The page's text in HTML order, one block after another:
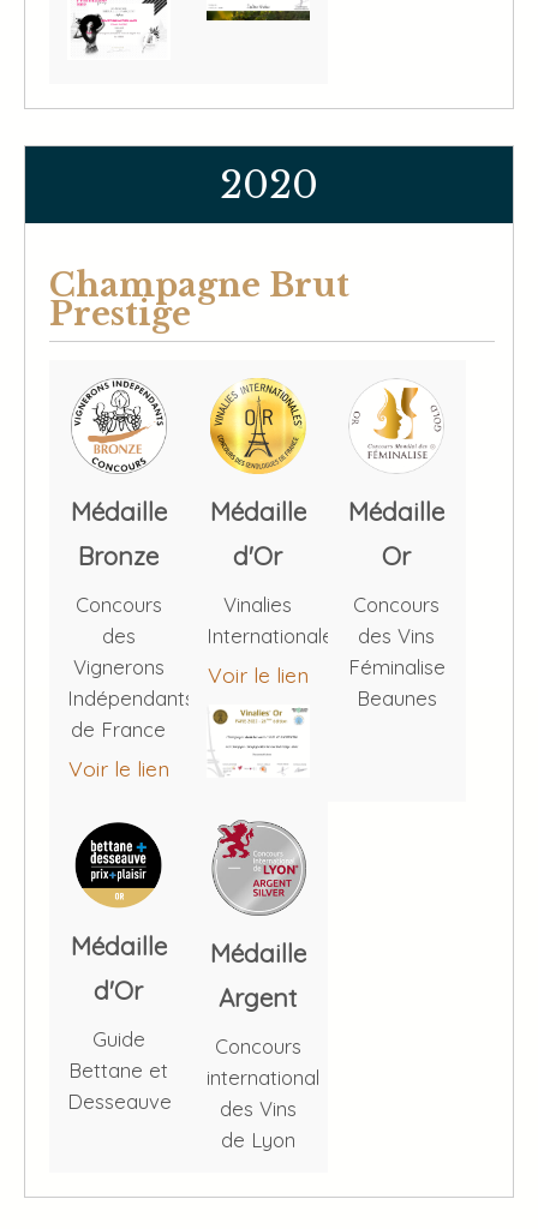
2020
Champagne Brut
Prestige
Médaille
Bronze
Concours
des
Vignerons
Indépendants
de France
Voir le lien
Médaille
d'Or
Vinalies
Internationales
Voir le lien
Médaille
Or
Concours
des Vins
Féminalise
Beaunes
Médaille
d'Or
Guide
Bettane et
Desseauve
Médaille
Argent
Concours
international
des Vins
de Lyon